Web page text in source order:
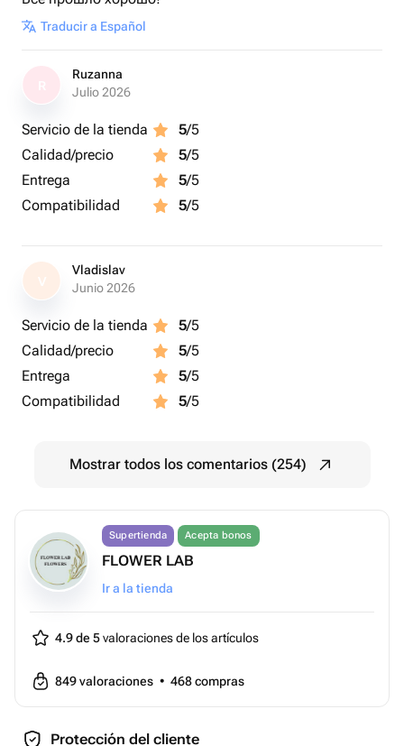
Traducir a Español
Ruzanna
Julio 2026
Servicio de la tienda 5/5
Calidad/precio
5/5
Entrega
5/5
Compatibilidad
5/5
V
Vladislav
Junio 2026
Servicio de la tienda 5/5
Calidad/precio
5/5
Entrega
5/5
Compatibilidad
5/5
Mostrar todos los comentarios (254)
Supertienda Acepta bonos
FLOWER LAB
Ir a la tienda
4.9 de 5valoraciones de los artículos
849valoraciones • 468compras
Protección del cliente